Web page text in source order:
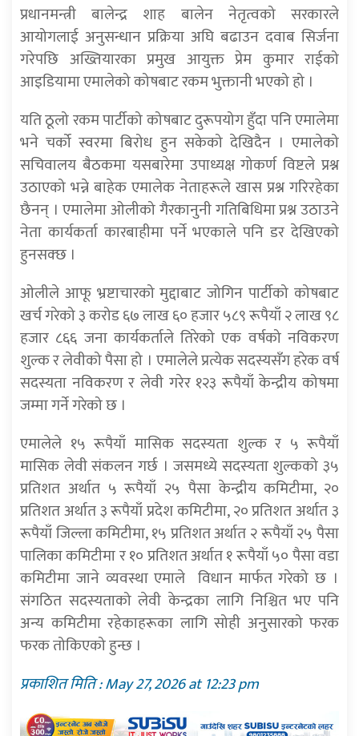
प्रधानमन्त्री बालेन्द्र शाह बालेन नेतृत्वको सरकारले
आयोगलाई अनुसन्धान प्रक्रिया अघि बढाउन दवाब सिर्जना
गरेपछि अख्तियारका प्रमुख आयुक्त प्रेम कुमार राईको
आइडियामा एमालेको कोषबाट रकम भुक्तानी भएको हो ।
यति ठूलो रकम पार्टीको कोषबाट दुरूपयोग हुँदा पनि एमालेमा
भने चर्को स्वरमा बिरोध हुन सकेको देखिदैन । एमालेको
सचिवालय बैठकमा यसबारेमा उपाध्यक्ष गोकर्ण विष्टले प्रश्न
उठाएको भन्ने बाहेक एमालेक नेताहरूले खास प्रश्न गरिरहेका
छैनन् । एमालेमा ओलीको गैरकानुनी गतिबिधिमा प्रश्न उठाउने
नेता कार्यकर्ता कारबाहीमा पर्ने भएकाले पनि डर देखिएको
हुनसक्छ ।
ओलीले आफू भ्रष्टाचारको मुद्दाबाट जोगिन पार्टीको कोषबाट
खर्च गरेको ३ करोड ६७ लाख ६० हजार ५८९ रूपैयाँ २ लाख ९८
हजार ८६६ जना कार्यकर्ताले तिरेको एक वर्षको नविकरण
शुल्क र लेवीको पैसा हो । एमालेले प्रत्येक सदस्यसँग हरेक वर्ष
सदस्यता नविकरण र लेवी गरेर १२३ रूपैयाँ केन्द्रीय कोषमा
जम्मा गर्ने गरेको छ ।
एमालेले १५ रूपैयाँ मासिक सदस्यता शुल्क र ५ रूपैयाँ
मासिक लेवी संकलन गर्छ । जसमध्ये सदस्यता शुल्कको ३५
प्रतिशत अर्थात ५ रूपैयाँ २५ पैसा केन्द्रीय कमिटीमा, २०
प्रतिशत अर्थात ३ रूपैयाँ प्रदेश कमिटीमा, २० प्रतिशत अर्थात ३
रूपैयाँ जिल्ला कमिटीमा, १५ प्रतिशत अर्थात २ रूपैयाँ २५ पैसा
पालिका कमिटीमा र १० प्रतिशत अर्थात १ रूपैयाँ ५० पैसा वडा
कमिटीमा जाने व्यवस्था एमाले विधान मार्फत गरेको छ ।
संगठित सदस्यताको लेवी केन्द्रका लागि निश्चित भए पनि
अन्य कमिटीमा रहेकाहरूका लागि सोही अनुसारको फरक
फरक तोकिएको हुन्छ ।
प्रकाशित मिति : May 27, 2026 at 12:23 pm